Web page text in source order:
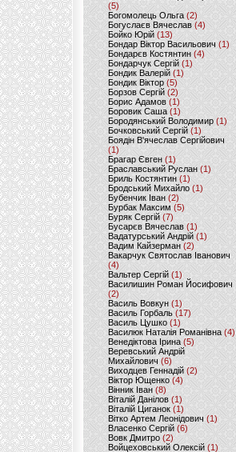
(5)
Богомолець Ольга (2)
Богуслаєв Вячеслав (4)
Бойко Юрій (13)
Бондар Віктор Васильович (1)
Бондарєв Костянтин (4)
Бондарчук Сергій(1)
Бондик Валерій (1)
Бондик Віктор(5)
Борзов Сергiй (2)
Борис Адамов(1)
Боровик Саша (1)
Бородянський Володимир (1)
Бочковський Сергій (1)
Боядін В'ячеслав Сергійович
(1)
Брагар Євген (1)
Браславський Руслан (1)
Бриль Костянтин (1)
Бродський Михайло (1)
Бубенчик Іван(2)
Бурбак Максим (5)
Буряк Сергій (7)
Бусарєв Вячеслав (1)
Вадатурський Андрій (1)
Вадим Кайзерман (2)
Вакарчук Святослав Іванович
(4)
Вальтер Сергій (1)
Василишин Роман Йосифович
(2)
Василь Вовкун (1)
Василь Горбаль (17)
Василь Цушко (1)
Василюк Наталія Романівна (4)
Венедіктова Ірина(5)
Веревський Андрій
Михайлович (6)
Виходцев Геннадій (2)
Віктор Ющенко (4)
Вінник Іван (8)
Віталій Данілов (1)
Віталій Циганок (1)
Вітко Артем Леонідович(1)
Власенко Сергій (6)
Вовк Дмитро(2)
Войцеховський Олексій(1)